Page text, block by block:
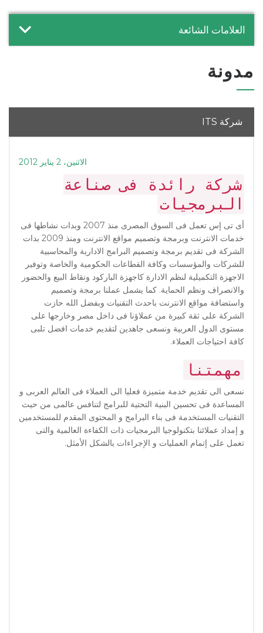
العلامات الشائعة
مدونة
شركة ITS
الاثنين، 2 يناير 2012
شركة رائدة فى صناعة
البرمجيات
أى تى إس تعمل فى السوق المصرى منذ 2007 وبدات نشاطها فى
خدمات الانترنت وبرمجة وتصميم مواقع الانترنت ومنذ 2009 بدات
الشركة فى تقديم برمجة وتصميم البرامج الادارية والمحاسبية
للشركات والمؤسسات وكافة القطاعات الحكومية والخاصة وتوفير
الاجهزة التكميلية لنظم الادارة كاجهزة الباركود ونقاط البيع والحضور
والانصراف ونظم الحماية. كما يشمل عملنا برمجة وتصميم
واستضافة مواقع الانترنت باحدث التقنيات وبفضل الله حازت
الشركة على ثقة كبيرة من عملاؤنا فى داخل مصر وخارجها على
مستوى الدول العربية ونسعى جاهدين لتقديم خدمات افضل تلبى
كافة احتياجات العملاء.
مهمتنا
نسعى الى تقديم خدمة متميزة فعليا الى العملاء فى العالم العربى و
المساعدة فى تحسين البنية التحتية للبرامج لتنافس عالمى من حيث
التقنيات المستخدمة فى بناء البرامج و المحتوى المقدم للمستخدمين
و إمداد عملائنا بتكنولوجيا البرمجيات ذات الكفاءة العالمية والتى
تعمل على إتمام العمليات و الإجراءات بالشكل الأمثل.